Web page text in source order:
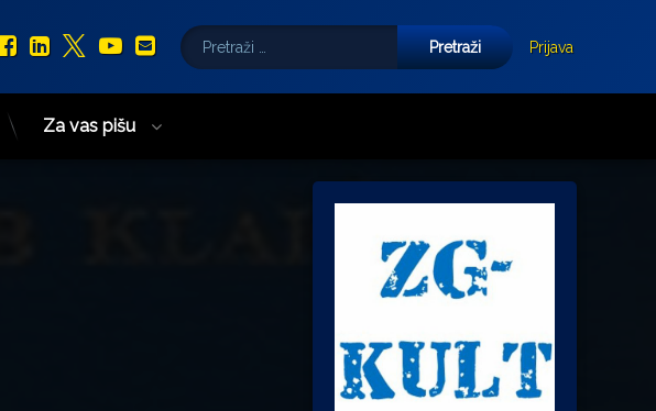
Facebook
LinkedIn
X.com
YouTube
E-mail
Pretraži:
Prijava
Za vas pišu